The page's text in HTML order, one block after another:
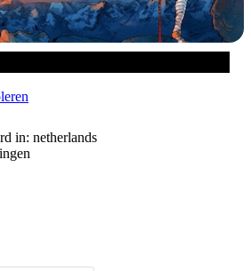
in: netherlands